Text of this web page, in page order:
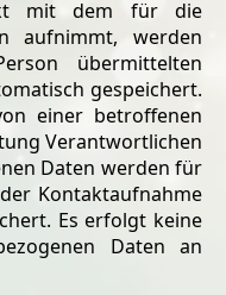
mit dem für die
aufnimmt, werden
übermittelten
gespeichert.
einer betroffenen
Verantwortlichen
Daten werden für
Kontaktaufnahme
Es erfolgt keine
Daten an